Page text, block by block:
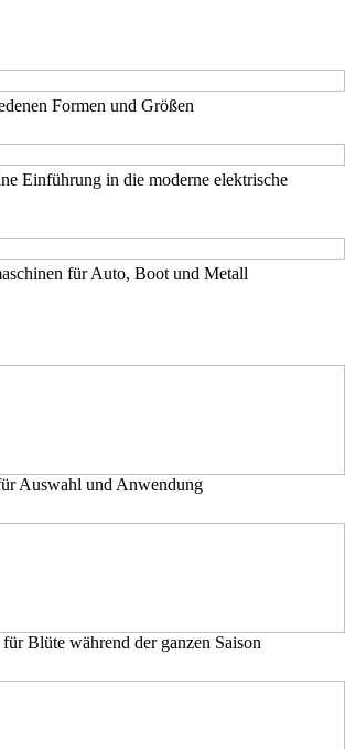
Formen und Größen
Einführung in die moderne elektrische
für Auto, Boot und Metall
Auswahl und Anwendung
Blüte während der ganzen Saison